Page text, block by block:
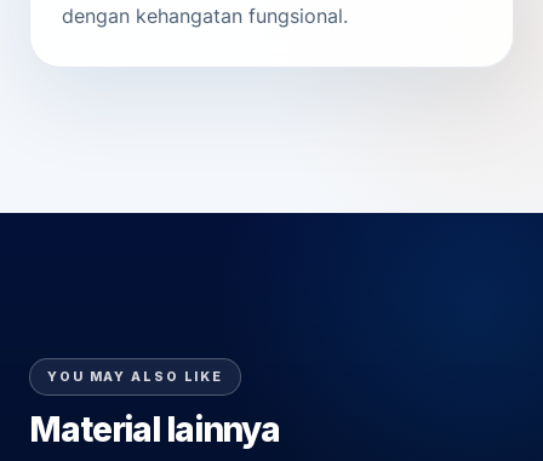
dengan kehangatan fungsional.
YOU MAY ALSO LIKE
Material lainnya